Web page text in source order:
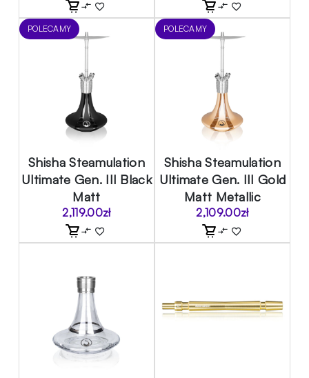
POLECAMY
Shisha Steamulation
Ultimate Gen. III Black
Matt
2,119.00zł
POLECAMY
Shisha Steamulation
Ultimate Gen. III Gold
Matt Metallic
2,109.00zł